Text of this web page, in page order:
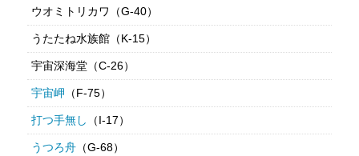
ウオミトリカワ（G-40）
うたたね水族館（K-15）
宇宙深海堂（C-26）
宇宙岬 （F-75）
打つ手無し （I-17）
うつろ舟（G-68）